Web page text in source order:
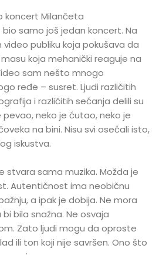
koncert Milančeta
samo još jedan koncert. Na
publiku koja pokušava da
masu koja mehanički reaguje na
sam nešto mnogo
ređe – susret. Ljudi različitih
i različitih sećanja delili su
pevao, neko je ćutao, neko je
na bini. Nisu svi osećali isto,
iskustva.
stvara sama muzika. Možda je
Autentičnost ima neobičnu
a ipak je dobija. Ne mora
bila snažna. Ne osvaja
Zato ljudi mogu da oproste
ili ton koji nije savršen. Ono što